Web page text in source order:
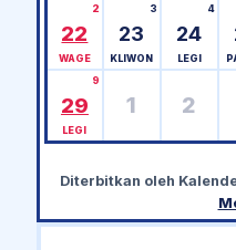
22
2
WAGE
23
3
KLIWON
24
4
LEGI
29
9
LEGI
1 2
Diterbitkan oleh